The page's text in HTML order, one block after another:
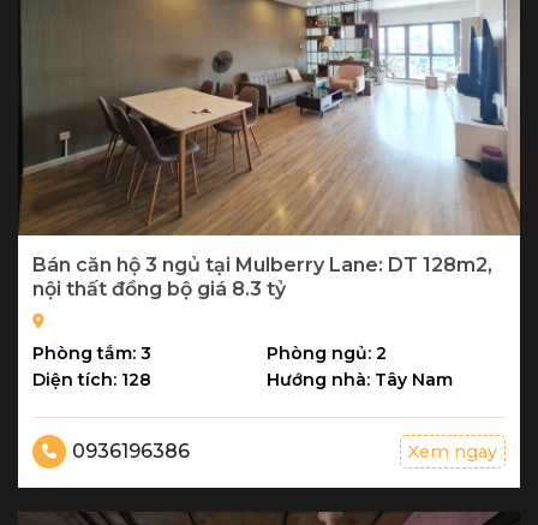
Bán căn hộ 3 ngủ tại Mulberry Lane: DT 128m2,
nội thất đồng bộ giá 8.3 tỷ
Phòng tắm: 3
Phòng ngủ: 2
Diện tích: 128
Hướng nhà: Tây Nam
0936196386 Xem ngay